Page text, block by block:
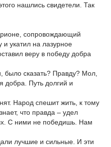
нашлись свидетели. Так
сопровождающий
и укатил на лазурное
веру в победу добра
было сказать? Правду? Мол,
добра. Путь долгий и
Народ спешит жить, к тому
что правда – удел
С ними не победишь. Нам
лучшие и сильные. И эти